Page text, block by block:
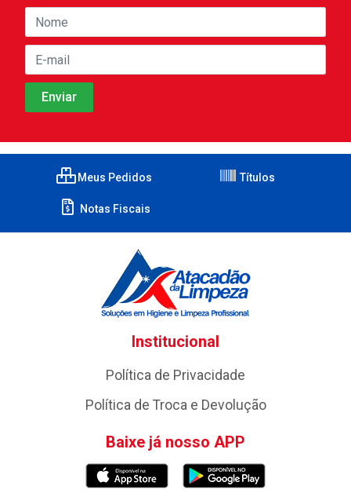
Meus Pedidos Títulos
Notas Fiscais
Institucional
Política de Privacidade
Política de Troca e Devolução
Baixe já nosso APP